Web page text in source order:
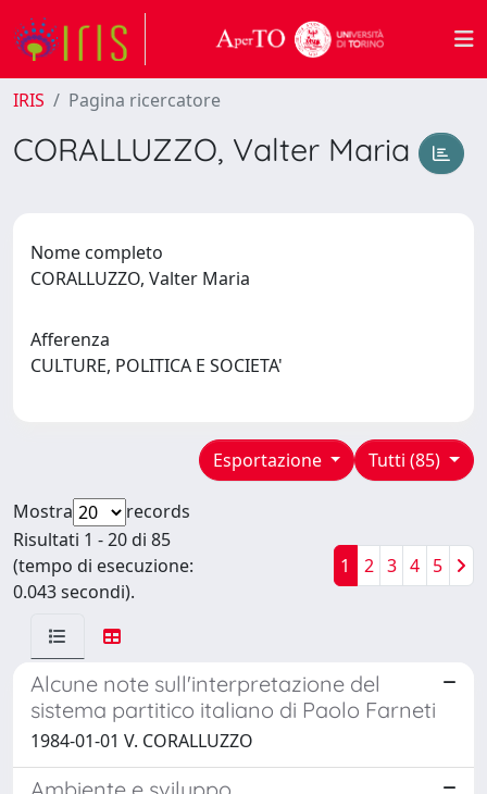
IRIS Pagina ricercatore
CORALLUZZO, Valter Maria
Nome completo
CORALLUZZO, Valter Maria
Afferenza
CULTURE, POLITICA E SOCIETA'
Tutti (85)
Esportazione
Mostra
records
Risultati 1 - 20 di 85
(tempo di esecuzione:
0.043 secondi).
1 2 3 4 5
Alcune note sull'interpretazione del
sistema partitico italiano di Paolo Farneti
1984-01-01 V. CORALLUZZO